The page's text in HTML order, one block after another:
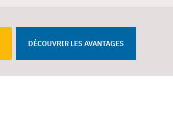
DÉCOUVRIR LES AVANTAGES